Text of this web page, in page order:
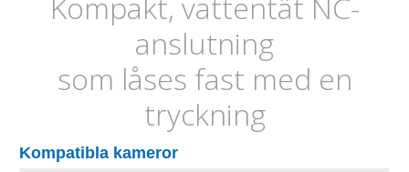
Kompakt, vattentät NC-
anslutning
som låses fast med en
tryckning
Kompatibla kameror